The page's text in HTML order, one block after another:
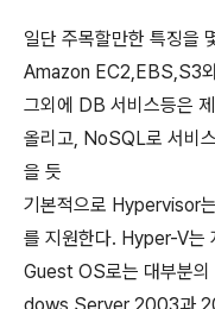
일단 주목할만한 특징을
Amazon EC2,EBS,S3
그외에 DB 서비스등은
올리고, NoSQL로 서비
을 듯
기본적으로 Hypervisor
를 지원한다. Hyper-V는
Guest OS로는 대부분